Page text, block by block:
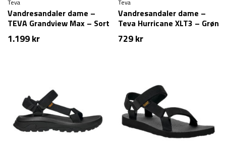
Teva
Vandresandaler dame –
TEVA Grandview Max – Sort
1.199kr
Teva
Vandresandaler dame –
Teva Hurricane XLT3 – Grøn
729kr